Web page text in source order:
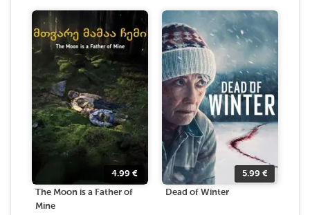
4.99 €
The Moon is a Father of
Mine
5.99 €
Dead of Winter